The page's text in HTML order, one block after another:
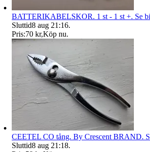
BATTERIKABELSKOR. 1 st - 1 st +. Se
Sluttid8 aug 21:16.
Pris:70 kr,Köp nu.
CEETEL CO tång. By Crescent BRAND.
Sluttid8 aug 21:18.